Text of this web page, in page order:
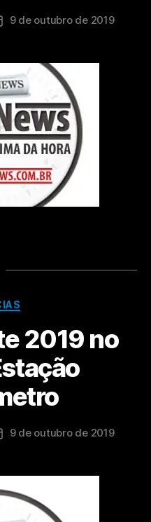
9 de outubro de 2019
2019 no
9 de outubro de 2019